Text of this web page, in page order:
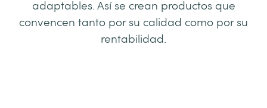
adaptables. Así se crean productos que
convencen tanto por su calidad como por su
rentabilidad.